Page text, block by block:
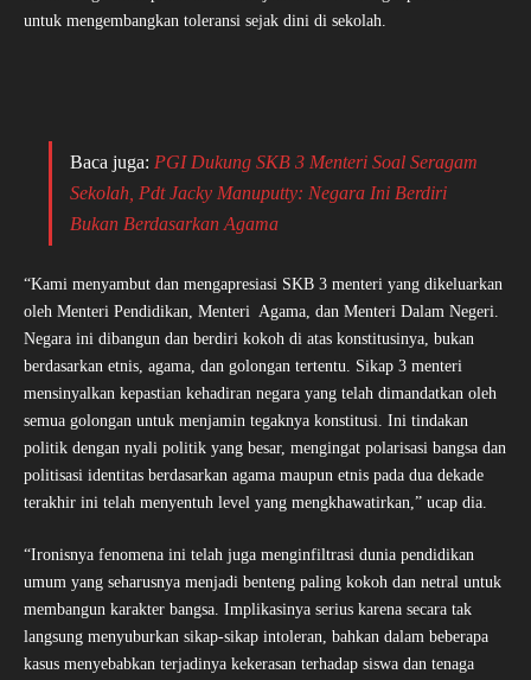
untuk mengembangkan toleransi sejak dini di sekolah.
Baca juga: PGI Dukung SKB 3 Menteri Soal Seragam
Sekolah, Pdt Jacky Manuputty: Negara Ini Berdiri
Bukan Berdasarkan Agama
“Kami menyambut dan mengapresiasi SKB 3 menteri yang dikeluarkan
oleh Menteri Pendidikan, Menteri Agama, dan Menteri Dalam Negeri.
Negara ini dibangun dan berdiri kokoh di atas konstitusinya, bukan
berdasarkan etnis, agama, dan golongan tertentu. Sikap 3 menteri
mensinyalkan kepastian kehadiran negara yang telah dimandatkan oleh
semua golongan untuk menjamin tegaknya konstitusi. Ini tindakan
politik dengan nyali politik yang besar, mengingat polarisasi bangsa dan
politisasi identitas berdasarkan agama maupun etnis pada dua dekade
terakhir ini telah menyentuh level yang mengkhawatirkan,” ucap dia.
“Ironisnya fenomena ini telah juga menginfiltrasi dunia pendidikan
umum yang seharusnya menjadi benteng paling kokoh dan netral untuk
membangun karakter bangsa. Implikasinya serius karena secara tak
langsung menyuburkan sikap-sikap intoleran, bahkan dalam beberapa
kasus menyebabkan terjadinya kekerasan terhadap siswa dan tenaga